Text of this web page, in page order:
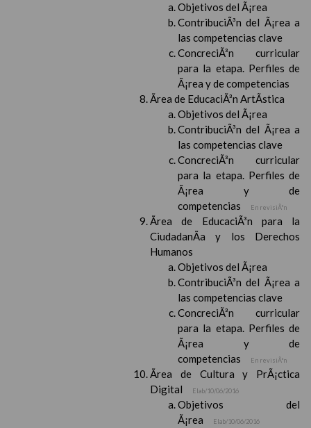
Objetivos del Ã¡rea
ContribuciÃ³n del Ã¡rea a
las competencias clave
ConcreciÃ³n curricular
para la etapa. Perfiles de
Ã¡rea y de competencias
Ãrea de EducaciÃ³n ArtÃ­stica
Objetivos del Ã¡rea
ContribuciÃ³n del Ã¡rea a
las competencias clave
ConcreciÃ³n curricular
para la etapa. Perfiles de
Ã¡rea y de
competencias
En revisiÃ³n
Ãrea de EducaciÃ³n para la
CiudadanÃ­a y los Derechos
Humanos
Objetivos del Ã¡rea
ContribuciÃ³n del Ã¡rea a
las competencias clave
ConcreciÃ³n curricular
para la etapa. Perfiles de
Ã¡rea y de
competencias
En revisiÃ³n
Ãrea de Cultura y PrÃ¡ctica
Digital
Elab/10/06/2016
Objetivos del
Ã¡rea
Elab/10/06/2016